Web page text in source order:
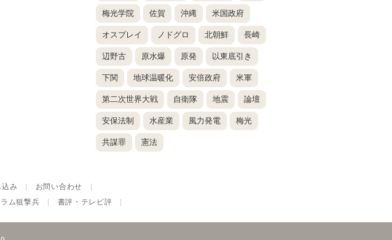
梅光学院 佐賀 沖縄 米国政府
オスプレイ ノドグロ 北朝鮮 長崎
辺野古 原水爆 原発 以東底引き
下関 地球温暖化 安倍政府 米軍
第二次世界大戦 自衛隊 地震 論壇
安保法制 水産業 風力発電 梅光
共謀罪 憲法
込み お問い合わせ
ラム狙撃兵 書評・テレビ評